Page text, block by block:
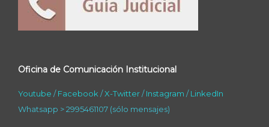
Oficina de Comunicación Institucional
Youtube /Facebook /X-Twitter/Instagram /LinkedIn
Whatsapp > 2995461107 (sólo mensajes)